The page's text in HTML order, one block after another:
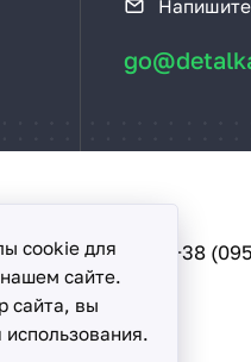
+38
cookie для
сайте.
сайта, вы